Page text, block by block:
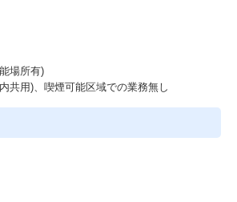
場所有)
共用)、喫煙可能区域での業務無し